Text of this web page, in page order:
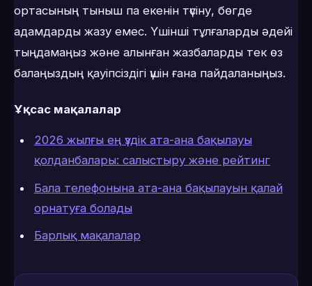
ортасының тыныш па екенін түсіну, бөгде
адамдарды жазу емес. Үшінші тұлғаларды әдейі
тыңдамаңыз және алынған жазбаларды тек өз
балаңыздың қауіпсіздігі үшін ғана пайдаланыңыз.
Ұқсас мақалалар
2026 жылғы ең үздік ата-ана бақылауы
қолданбалары: салыстыру және рейтинг
Бала телефонына ата-ана бақылауын қалай
орнатуға болады
Барлық мақалалар